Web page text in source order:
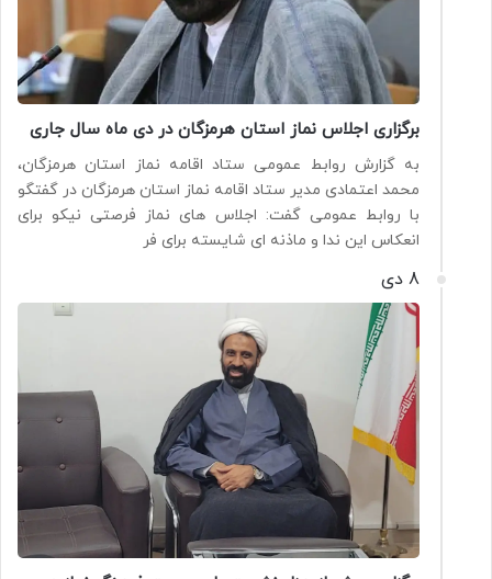
برگزاری اجلاس نماز استان هرمزگان در دی ماه سال جاری
به گزارش روابط عمومی ستاد اقامه نماز استان هرمزگان،
محمد اعتمادی مدیر ستاد اقامه نماز استان هرمزگان در گفتگو
با روابط عمومی گفت: اجلاس های نماز فرصتی نیکو برای
انعکاس این ندا و ماذنه ای شایسته برای فر
8 دی